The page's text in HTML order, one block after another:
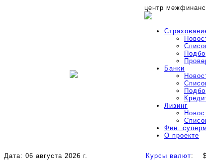
центр
Банки
Лизинг
Фин.
О проекте
Дата: 06 августа 2026 г. Курсы валют: